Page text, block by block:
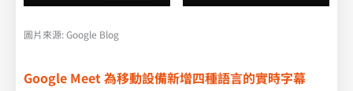
圖片來源: Google Blog
Google Meet 為移動設備新增四種語言的實時字幕